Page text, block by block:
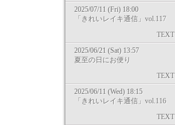
2025/07/11 (Fri) 18:00
「きれいレイキ通信」vol.117
TEXT
2025/06/21 (Sat) 13:57
夏至の日にお便り
TEXT
2025/06/11 (Wed) 18:15
「きれいレイキ通信」vol.116
TEXT